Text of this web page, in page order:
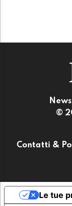
©
Contatti &
Le tue